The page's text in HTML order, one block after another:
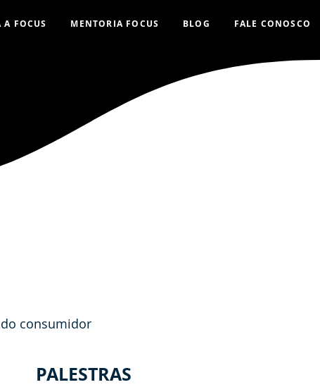
A FOCUS MENTORIA FOCUS BLOG FALE CONOSCO
consumidor
PALESTRAS